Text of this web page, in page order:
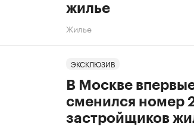
Жилье
жилье
В Москве
сменился номер
застройщиков
ЭКСКЛЮЗИВ